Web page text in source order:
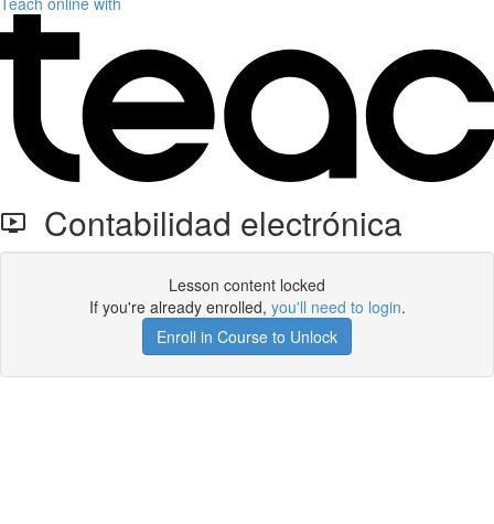
Contabilidad electrónica
Lesson content locked
If you're already enrolled, you'll need to login.
Enroll in Course to Unlock